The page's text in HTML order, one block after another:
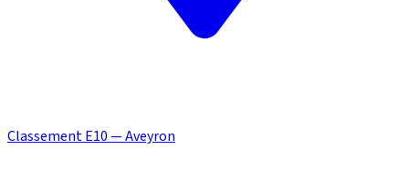
Classement E10 — Aveyron